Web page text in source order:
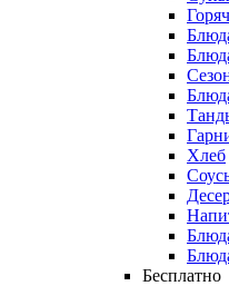
Хлеб
Бесплатно